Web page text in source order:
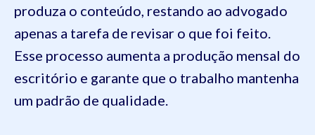
produza o conteúdo, restando ao advogado
apenas a tarefa de revisar o que foi feito.
Esse processo aumenta a produção mensal do
escritório e garante que o trabalho mantenha
um padrão de qualidade.